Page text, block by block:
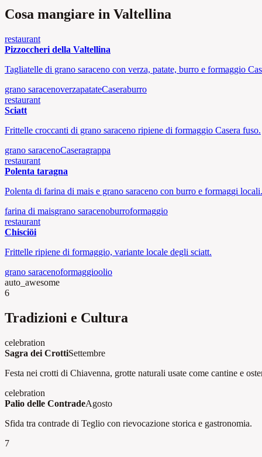
Cosa mangiare in Valtellina
restaurant
Pizzoccheri della Valtellina
Tagliatelle di grano saraceno con verza, patate, burro e formaggio
grano saracenoverzapatateCaseraburro
restaurant
Sciatt
Frittelle croccanti di grano saraceno ripiene di formaggio Casera fuso.
grano saracenoCaseragrappa
restaurant
Polenta taragna
Polenta di farina di mais e grano saraceno con burro e formaggi locali.
farina di maisgrano saracenoburroformaggio
restaurant
Chisciöi
Frittelle ripiene di formaggio, variante locale degli sciatt.
grano saracenoformaggioolio
auto_awesome
6
Tradizioni e Cultura
celebration
Sagra dei CrottiSettembre
Festa nei crotti di Chiavenna, grotte naturali usate come cantine e
celebration
Palio delle ContradeAgosto
Sfida tra contrade di Teglio con rievocazione storica e gastronomia.
7